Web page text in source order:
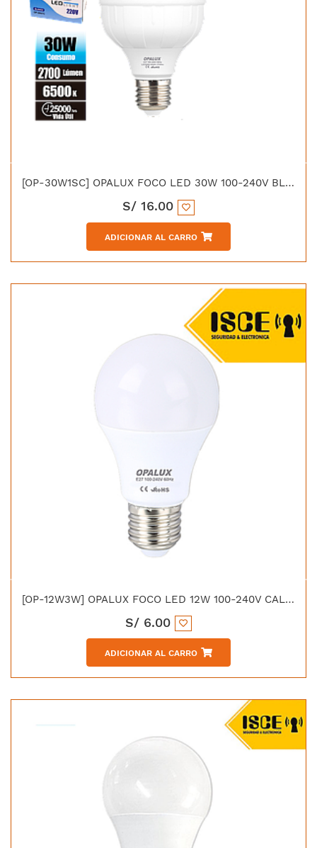
[OP-30W1SC] OPALUX FOCO LED 30W 100-240V BLANCO 2700LM 6500K E27 240°
S/ 16.00
ADICIONAR AL CARRO
[OP-12W3W] OPALUX FOCO LED 12W 100-240V CALIDO 945LM 3000K E27 230°
S/ 6.00
ADICIONAR AL CARRO